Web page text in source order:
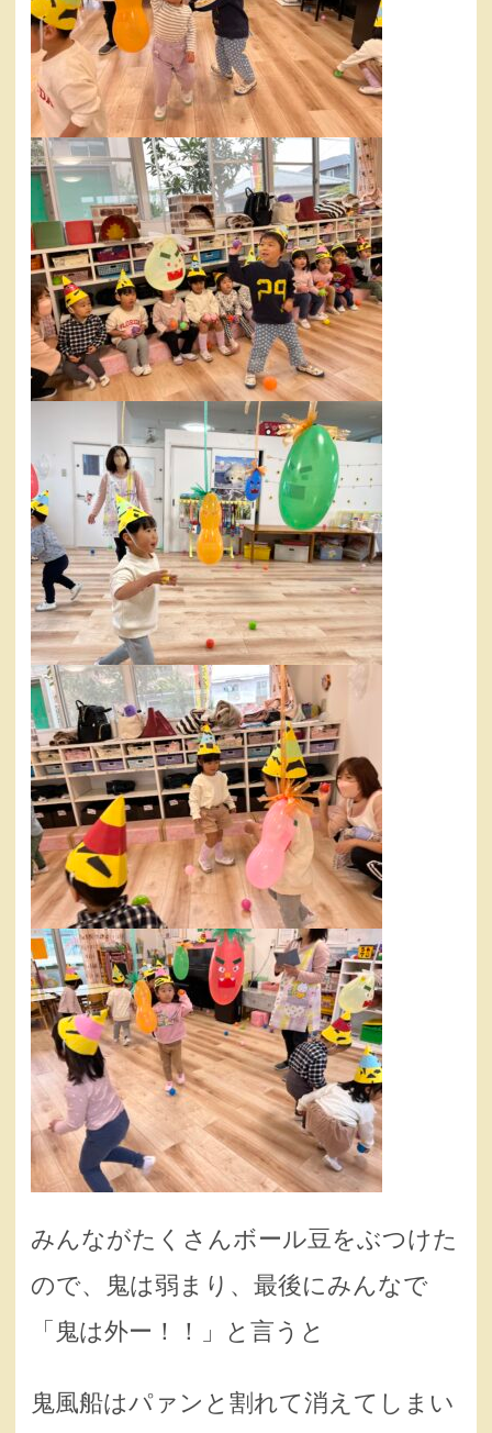
みんながたくさんボール豆をぶつけた
ので、鬼は弱まり、最後にみんなで
「鬼は外ー！！」と言うと
鬼風船はパァンと割れて消えてしまい